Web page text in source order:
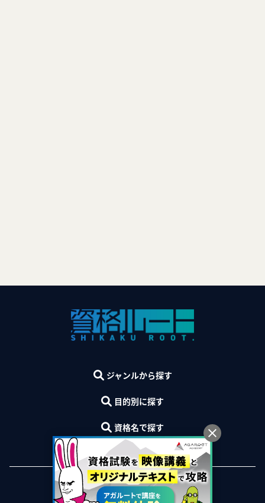
ジャンルから探す
目的別に探す
資格名で探す
運営会社 プライバシーポリシー